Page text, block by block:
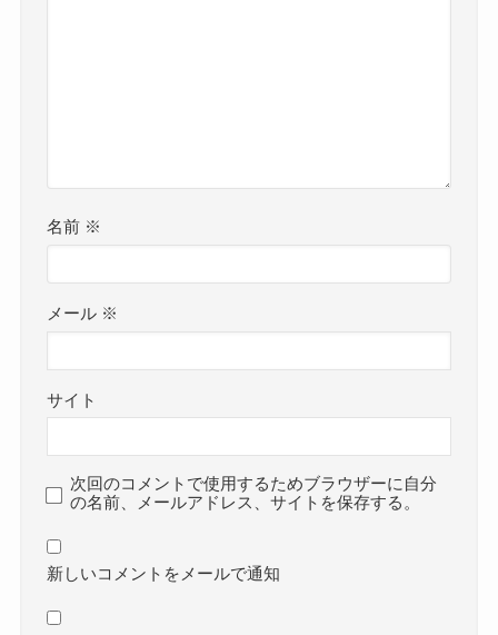
名前 ※
メール ※
サイト
次回のコメントで使用するためブラウザーに自分
の名前、メールアドレス、サイトを保存する。
新しいコメントをメールで通知